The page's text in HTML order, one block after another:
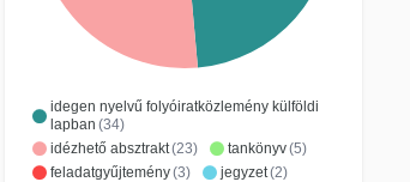
idegen nyelvű folyóiratközlemény külföldi
lapban (34)
idézhető absztrakt(23) tankönyv(5)
feladatgyűjtemény(3) jegyzet(2)